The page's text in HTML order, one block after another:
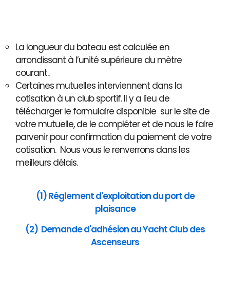
La longueur du bateau est calculée en
arrondissant à l’unité supérieure du mètre
courant..
Certaines mutuelles interviennent dans la
cotisation à un club sportif. Il y a lieu de
télécharger le formulaire disponible sur le site de
votre mutuelle, de le compléter et de nous le faire
parvenir pour confirmation du paiement de votre
cotisation. Nous vous le renverrons dans les
meilleurs délais.
(1) Réglement d'exploitation du port de
plaisance
(2) Demande d'adhésion au Yacht Club des
Ascenseurs